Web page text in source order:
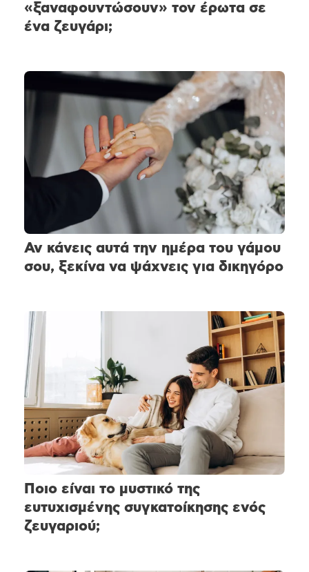
«ξαναφουντώσουν» τον έρωτα σε
ένα ζευγάρι;
Αν κάνεις αυτά την ημέρα του γάμου
σου, ξεκίνα να ψάχνεις για δικηγόρο
Ποιο είναι το μυστικό της
ευτυχισμένης συγκατοίκησης ενός
ζευγαριού;